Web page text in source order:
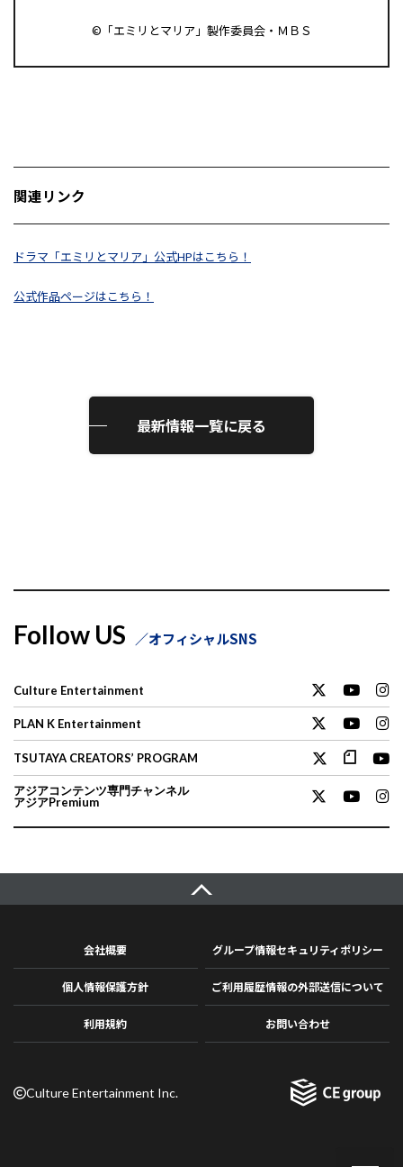
©「エミリとマリア」製作委員会・ＭＢＳ
関連リンク
ドラマ「エミリとマリア」公式HPはこちら！
公式作品ページはこちら！
最新情報一覧に戻る
Follow US オフィシャルSNS
Culture Entertainment
PLAN K Entertainment
TSUTAYA CREATORS’ PROGRAM
アジアコンテンツ専門チャンネル
アジアPremium
会社概要 グループ情報セキュリティポリシー
個人情報保護方針 ご利用履歴情報の外部送信について
利用規約 お問い合わせ
Culture Entertainment Inc.